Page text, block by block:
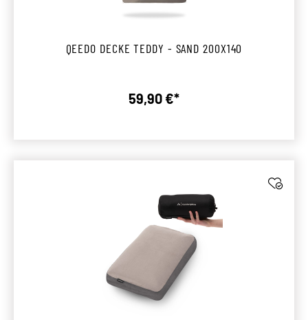
QEEDO DECKE TEDDY - SAND 200X140
Regulärer Preis:
59,90 €*